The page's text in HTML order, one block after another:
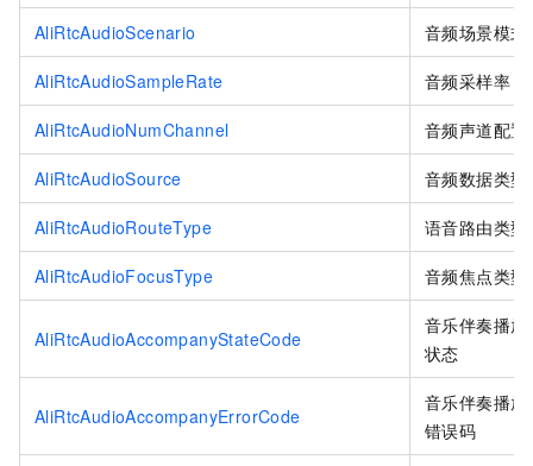
AliRtcAudioScenario 音频场景模式
AliRtcAudioSampleRate 音频采样率
AliRtcAudioNumChannel 音频声道配置
AliRtcAudioSource 音频数据类型
AliRtcAudioRouteType 语音路由类型
AliRtcAudioFocusType 音频焦点类型
AliRtcAudioAccompanyStateCode
音乐伴奏播放
状态
AliRtcAudioAccompanyErrorCode
音乐伴奏播放
错误码